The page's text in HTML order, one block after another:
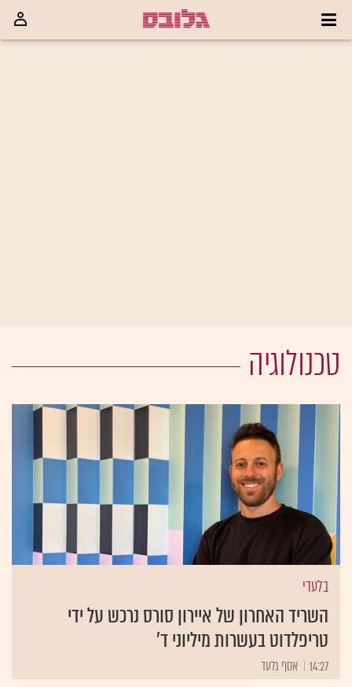
טכנולוגיה
בלעדי
השריד האחרון של איירון סורס נרכש על ידי
טריפלדוט בעשרות מיליוני ד'
14:27 אסף גלעד